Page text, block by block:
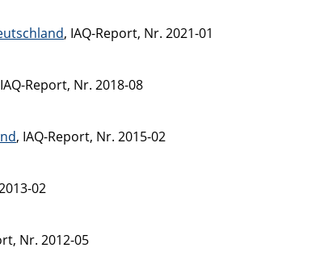
, IAQ-Report, Nr. 2021-01
Report, Nr. 2018-08
, IAQ-Report, Nr. 2015-02
02
Nr. 2012-05